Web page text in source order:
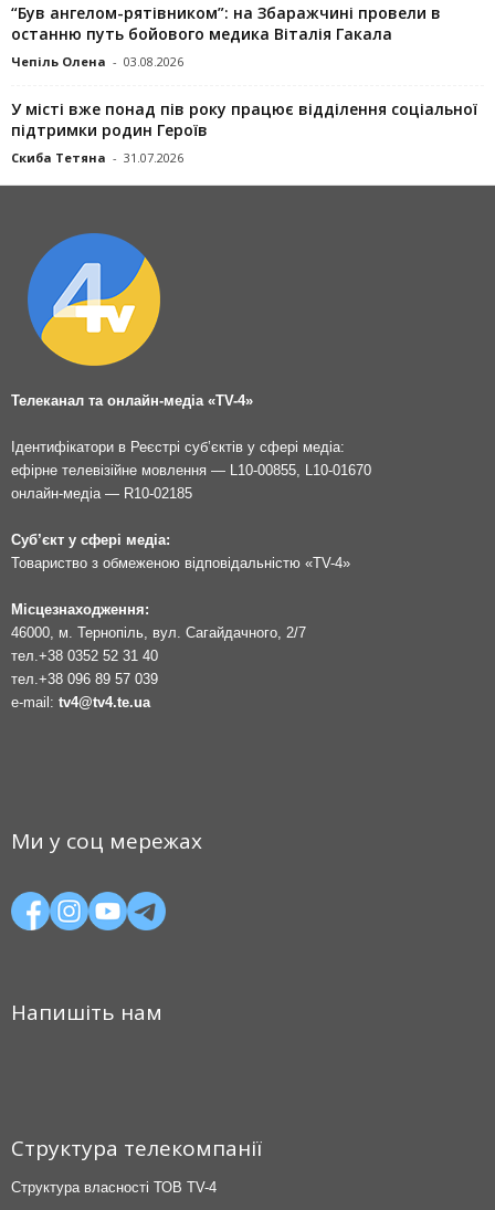
“Був ангелом-рятівником”: на Збаражчині провели в
останню путь бойового медика Віталія Гакала
Чепіль Олена - 03.08.2026
У місті вже понад пів року працює відділення соціальної
підтримки родин Героїв
Скиба Тетяна - 31.07.2026
Телеканал та онлайн-медіа «TV-4»
Ідентифікатори в Реєстрі суб’єктів у сфері медіа:
ефірне телевізійне мовлення — L10-00855, L10-01670
онлайн-медіа — R10-02185
Суб’єкт у сфері медіа:
Товариство з обмеженою відповідальністю «TV-4»
Місцезнаходження:
46000, м. Тернопіль, вул. Сагайдачного, 2/7
тел. +38 0352 52 31 40
тел. +38 096 89 57 039
e-mail: tv4@tv4.te.ua
Ми у соц мережах
Напишіть нам
Структура телекомпанії
Структура власності ТОВ TV-4